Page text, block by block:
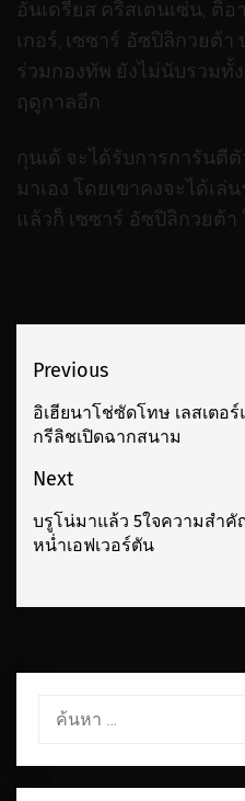
อันเดรียส คริสเตนเซ่น, ติ
เกอร์, เซซาร์ อัซปิลิกวยต้า
ร่วมกองทัพ ยังไม่นับรวมทั้
ฤดูกาลอีก
กุนเด้ จะได้รับการการันตี
มาเอง โดยเขาคงจะได้เล่
แล้วก็ เซซาร์ อัซปิลิกวยต้
เมนู
นำทาง
เรื่อง
Previous
Previous
post:
อิเฮียนาโช่ซัดโทษ เลสเต
กรีลิชเปิดฉากสนาม
Next
Next
post:
บรูโน่มาแล้ว 5ใจความสำ
หน่ำเอฟเวอร์ตัน
ค้นหา